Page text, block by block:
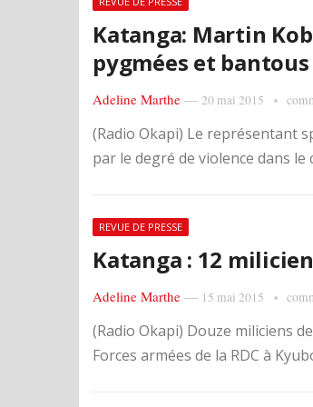
Katanga: Martin
pygmées et
Adeline Marthe — 20 mai 2015
(Radio Okapi) Le représentant
par le degré de violence dans
REVUE DE PRESSE
Katanga : 12
Adeline Marthe — 15 mai 2015
(Radio Okapi) Douze miliciens
Forces armées de la RDC à